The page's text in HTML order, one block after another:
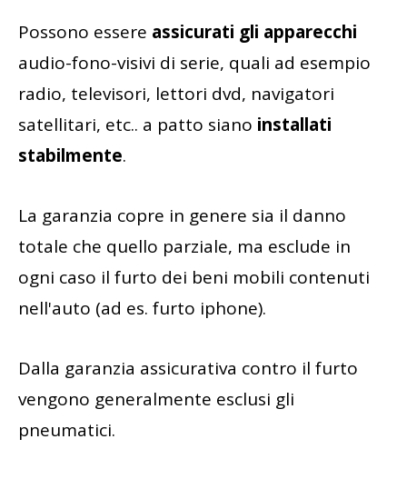
Possono essere assicurati gli apparecchi
audio-fono-visivi di serie, quali ad esempio
radio, televisori, lettori dvd, navigatori
satellitari, etc.. a patto siano installati
stabilmente.
La garanzia copre in genere sia il danno
totale che quello parziale, ma esclude in
ogni caso il furto dei beni mobili contenuti
nell'auto (ad es. furto iphone).
Dalla garanzia assicurativa contro il furto
vengono generalmente esclusi gli
pneumatici.